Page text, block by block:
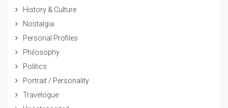
History & Culture
Nostalgia
Personal Profiles
Philosophy
Politics
Portrait / Personality
Travelogue